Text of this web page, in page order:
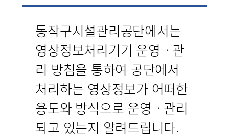
동작구시설관리공단에서는
영상정보처리기기 운영ㆍ관
리 방침을 통하여 공단에서
처리하는 영상정보가 어떠한
용도와 방식으로 운영ㆍ관리
되고 있는지 알려드립니다.